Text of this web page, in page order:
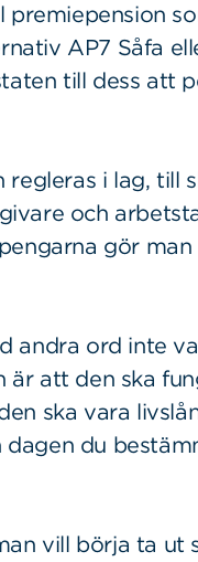
AP7 Såfa
till dess att
i lag, till
och
gör
andra ord inte
är att den ska
ska vara
dagen du
vill börja ta ut